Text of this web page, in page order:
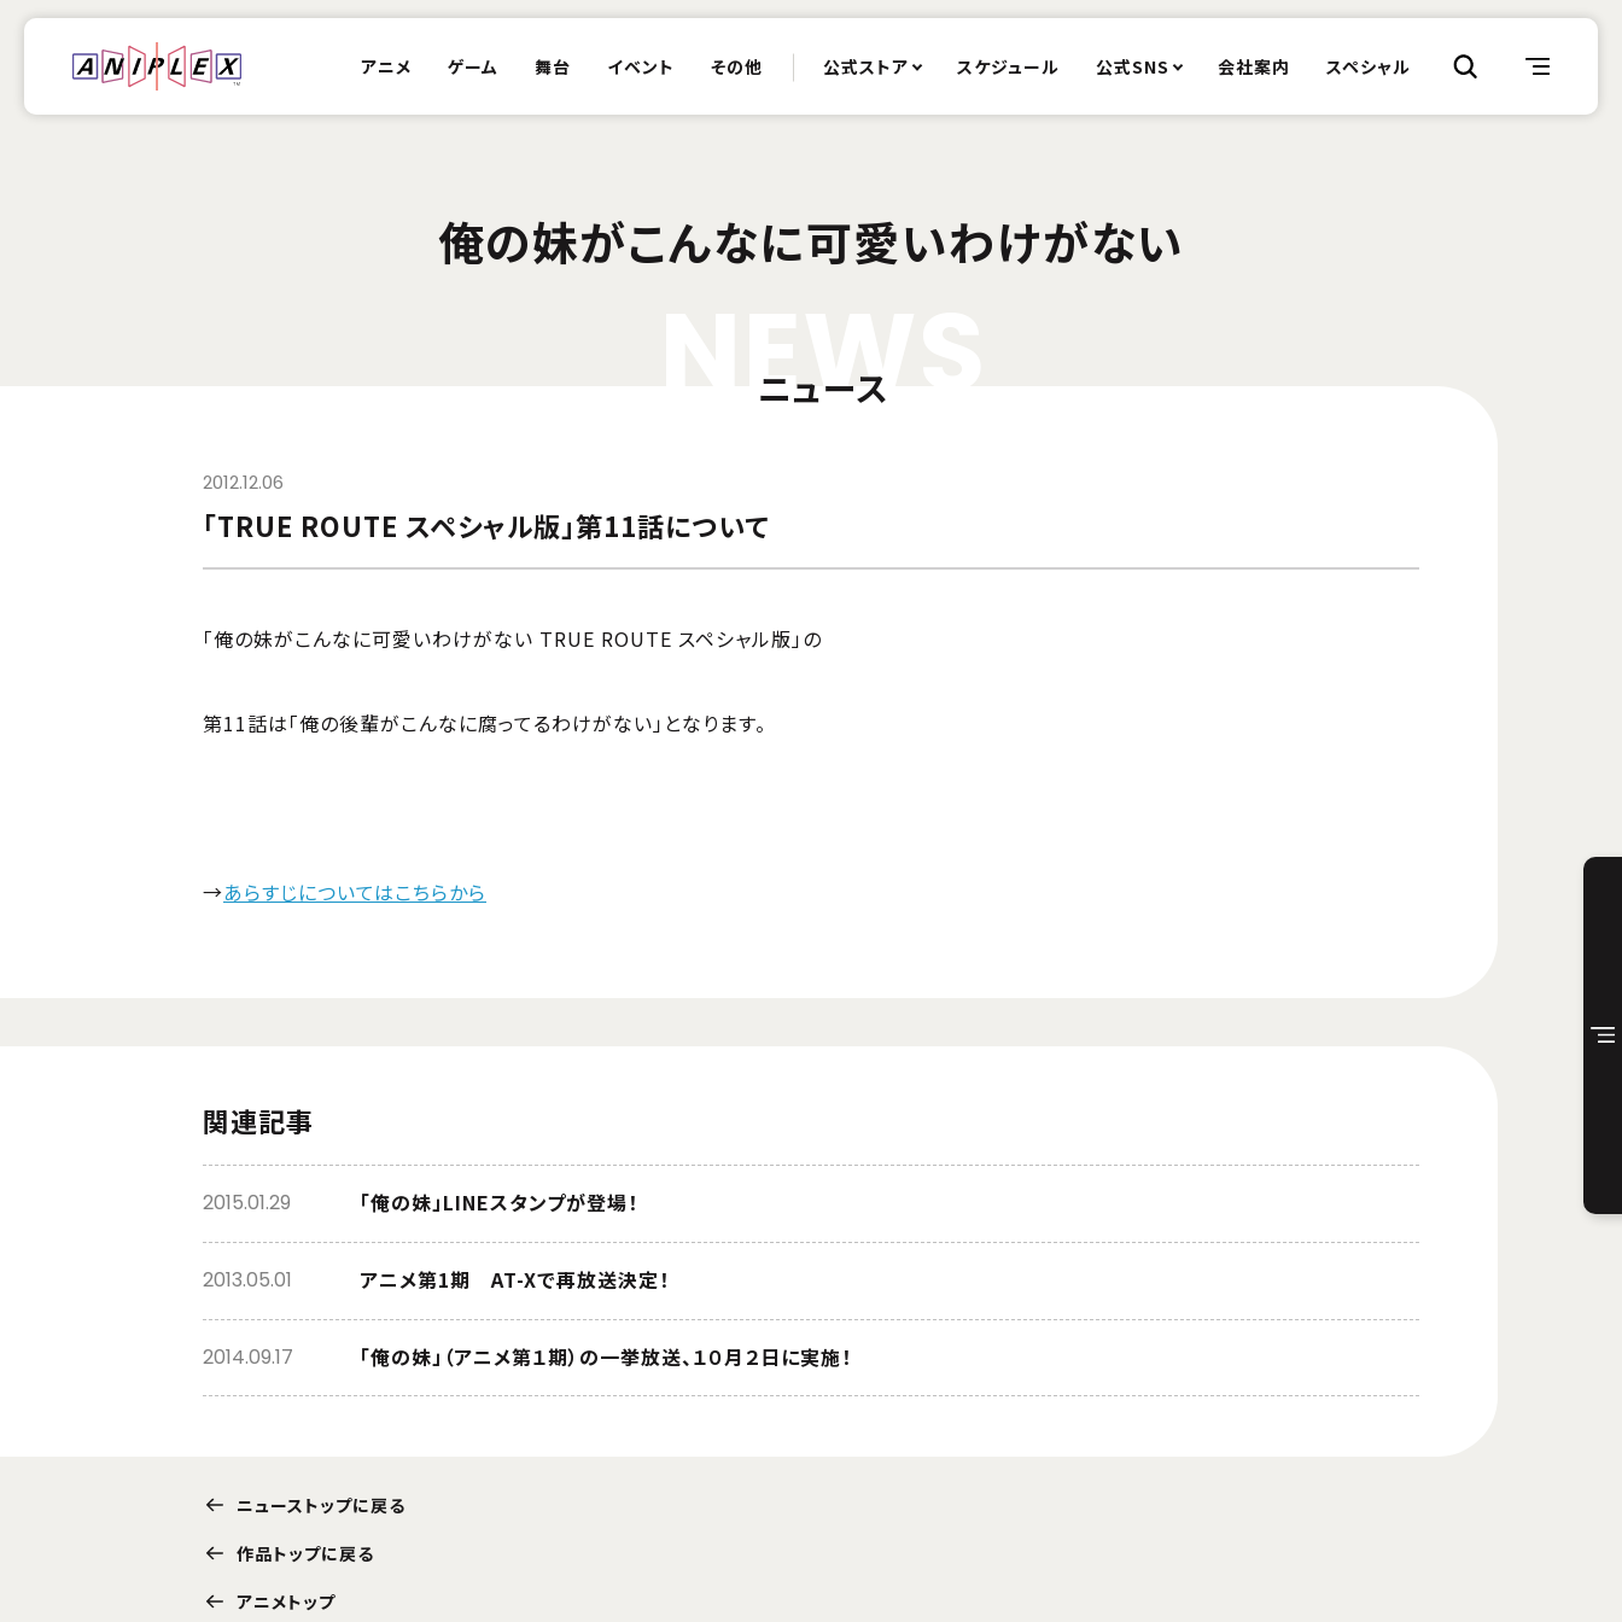
アニメ ゲーム 舞台 イベント その他 公式ストア スケジュール 公式SNS 会社案内 スペシャル
俺の妹がこんなに可愛いわけがない
EW
ニュース
2012.12.06
「TRUE ROUTE スペシャル版」第11話について
「俺の妹がこんなに可愛いわけがない TRUE ROUTE スペシャル版」の
第11話は「俺の後輩がこんなに腐ってるわけがない」となります。
→あらすじについてはこちらから
関連記事
「俺の妹」LINEスタンプが登場！
2015.01.29
アニメ第1期 AT-Xで再放送決定！
2013.05.01
「俺の妹」（アニメ第１期）の一挙放送、１０月２日に実施！
2014.09.17
ニューストップに戻る
作品トップに戻る
アニメトップ